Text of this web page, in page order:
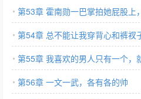
第53章 霍南勋一巴掌拍她屁股上
第54章 总不能让我穿背心和裤衩
第55章 我喜欢的男人只有一个，
第56章 一文一武，各有各的帅